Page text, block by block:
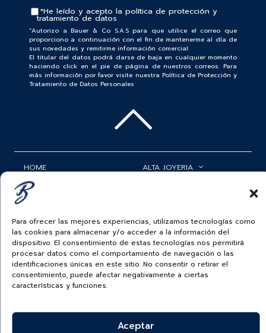
Para ofrecer las mejores experiencias, utilizamos tecnologías como
las cookies para almacenar y/o acceder a la información del
dispositivo. El consentimiento de estas tecnologías nos permitirá
procesar datos como el comportamiento de navegación o las
identificaciones únicas en este sitio. No consentir o retirar el
consentimiento, puede afectar negativamente a ciertas
características y funciones.
Aceptar
*He leído y acepto la política de protección y
tratamiento de datos
“Autorizo a Bauer & Co S.A.S para que utilice el correo que
proporciono a continuación con el fin de mantenerme al día de
sus novedades y remitirme información comercial.
El titular del datos podrá darse de baja en cualquier momento
haciendo click en el pie de página de nuestros correos. Para
más información por favor visite nuestra Política de Protección y
Tratamiento de Datos Personales
HOME
ROLEX
RELOJERÍA
ALTA JOYERIA
BAUER NEWS
SERVICIOS
SIGUENOS EN
BAUER & CO SAS. TODOS LOS DERECHOS